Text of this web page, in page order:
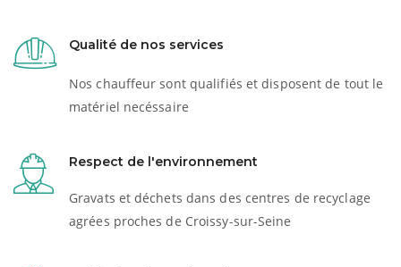
Qualité de nos services
Nos chauffeur sont qualifiés et disposent de tout le
matériel necéssaire
Respect de l'environnement
Gravats et déchets dans des centres de recyclage
agrées proches de Croissy-sur-Seine